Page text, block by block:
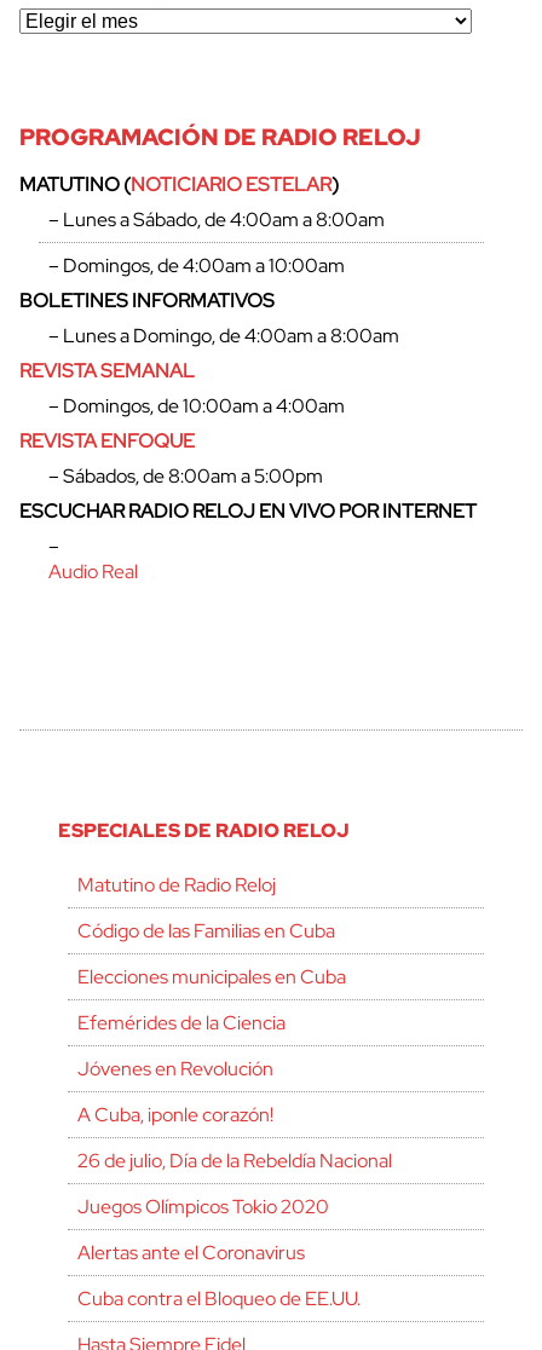
PROGRAMACIÓN DE RADIO RELOJ
MATUTINO (NOTICIARIO ESTELAR)
– Lunes a Sábado, de 4:00am a 8:00am
– Domingos, de 4:00am a 10:00am
BOLETINES INFORMATIVOS
– Lunes a Domingo, de 4:00am a 8:00am
REVISTA SEMANAL
– Domingos, de 10:00am a 4:00am
REVISTA ENFOQUE
– Sábados, de 8:00am a 5:00pm
ESCUCHAR RADIO RELOJ EN VIVO POR INTERNET
–
Audio Real
ESPECIALES DE RADIO RELOJ
Matutino de Radio Reloj
Código de las Familias en Cuba
Elecciones municipales en Cuba
Efemérides de la Ciencia
Jóvenes en Revolución
A Cuba, ¡ponle corazón!
26 de julio, Día de la Rebeldía Nacional
Juegos Olímpicos Tokio 2020
Alertas ante el Coronavirus
Cuba contra el Bloqueo de EE.UU.
Hasta Siempre Fidel